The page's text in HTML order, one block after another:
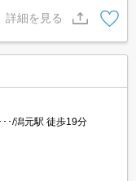
対策にも繋がります。
富なので、衣類や履き
アパートです。
詳細を見る
･/潟元駅 徒歩19分